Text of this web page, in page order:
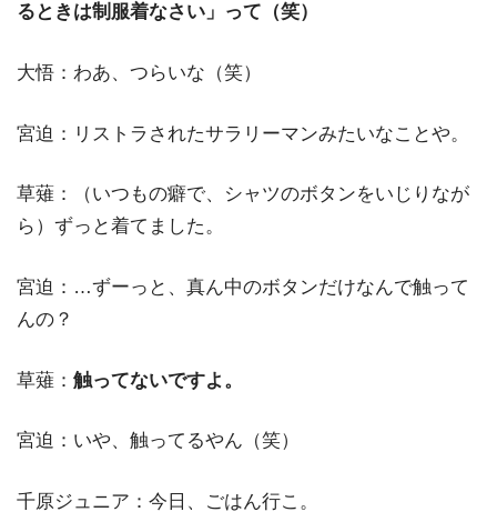
るときは制服着なさい」って（笑）
大悟：わあ、つらいな（笑）
宮迫：リストラされたサラリーマンみたいなことや。
草薙：（いつもの癖で、シャツのボタンをいじりなが
ら）ずっと着てました。
宮迫：…ずーっと、真ん中のボタンだけなんで触って
んの？
草薙： 触ってないですよ。
宮迫：いや、触ってるやん（笑）
千原ジュニア：今日、ごはん行こ。